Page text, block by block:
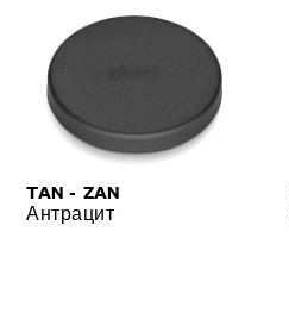
TAN - ZAN
Антрацит